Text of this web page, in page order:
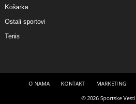
Košarka
Ostali sportovi
Tenis
O NAMA KONTAKT MARKETING
© 2026 Sportske Vesti